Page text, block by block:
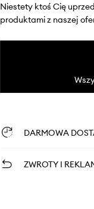
Niestety ktoś Cię
produktami z naszej
DARMOWA
ZWROTY I